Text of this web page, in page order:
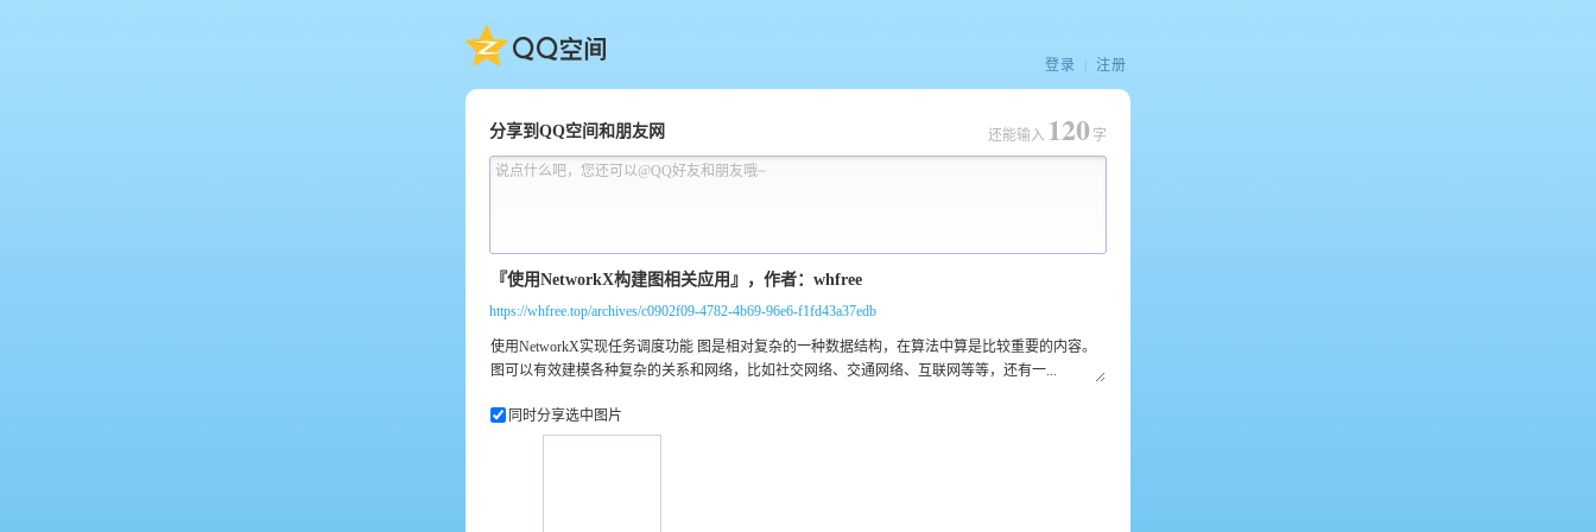
QQ空间
登录 注册
分享到QQ空间和朋友网
说点什么吧，您还可以@QQ好友和朋友哦~
还能输入 120 字
https://whfree.top/archives/c0902f09-4782-4b69-96e6-f1fd43a37edb
同时分享选中图片